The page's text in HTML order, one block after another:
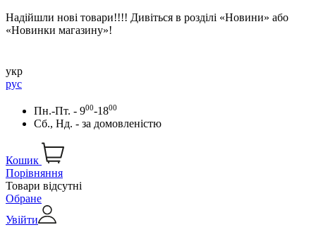
Надійшли нові товари!!!! Дивіться в розділі «Новини» або
«Новинки магазину»!
укр
рус
Пн.-Пт. - 900-1800
Сб., Нд. - за домовленістю
Кошик
Порівняння
Товари відсутні
Обране
Увійти